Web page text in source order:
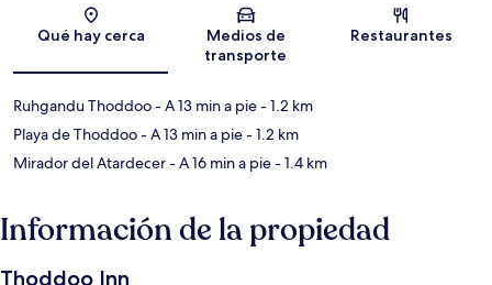
Sección del mapa
Qué hay cerca
Medios de
transporte
Restaurantes
Ruhgandu Thoddoo- A 13 min a pie- 1.2 km
Playa de Thoddoo- A 13 min a pie- 1.2 km
Mirador del Atardecer- A 16 min a pie- 1.4 km
Información de la propiedad
Thoddoo Inn